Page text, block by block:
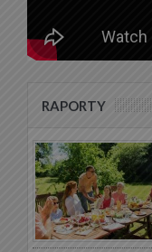
RAPORTY